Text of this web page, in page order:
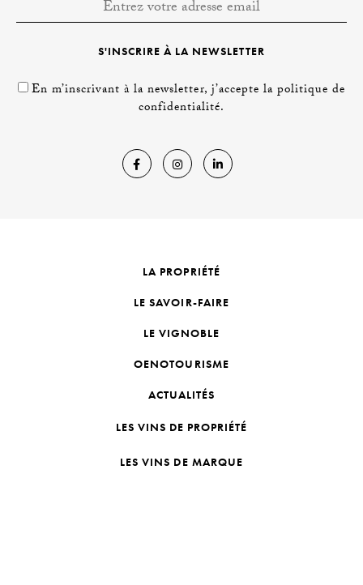
S'INSCRIRE À LA NEWSLETTER
En m’inscrivant à la newsletter, j’accepte la politique de
confidentialité.
LA PROPRIÉTÉ
LE SAVOIR-FAIRE
LE VIGNOBLE
OENOTOURISME
ACTUALITÉS
LES VINS DE PROPRIÉTÉ
LES VINS DE MARQUE